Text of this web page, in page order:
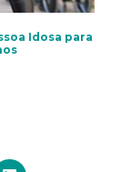
Idosa para